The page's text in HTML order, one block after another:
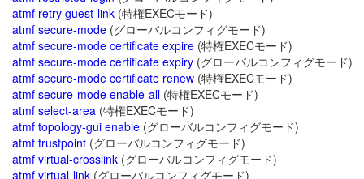
atmf retry guest-link (特権EXECモード)
atmf secure-mode (グローバルコンフィグモード)
atmf secure-mode certificate expire (特権EXECモード)
atmf secure-mode certificate expiry (グローバルコンフィグモード)
atmf secure-mode certificate renew (特権EXECモード)
atmf secure-mode enable-all (特権EXECモード)
atmf select-area (特権EXECモード)
atmf topology-gui enable (グローバルコンフィグモード)
atmf trustpoint (グローバルコンフィグモード)
atmf virtual-crosslink (グローバルコンフィグモード)
atmf virtual-link (グローバルコンフィグモード)